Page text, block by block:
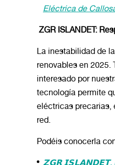
Eléctrica de
ZGR ISLANDET:
La inestabilidad de
renovables en 2025.
interesado por
tecnología permite
eléctricas precarias,
red.
Podéis conocerla
𝗭𝗚𝗥 𝗜𝗦𝗟𝗔𝗡𝗗𝗘𝗧,